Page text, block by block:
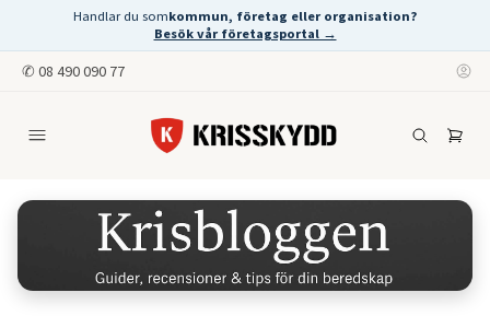
Handlar du somkommun, företag eller organisation?
Besök vår företagsportal →
✆ 08 490 090 77